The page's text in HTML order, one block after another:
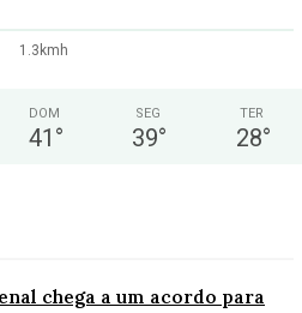
1.3kmh
DOM
41 °
SEG
39°
TER
28°
chega a um acordo para